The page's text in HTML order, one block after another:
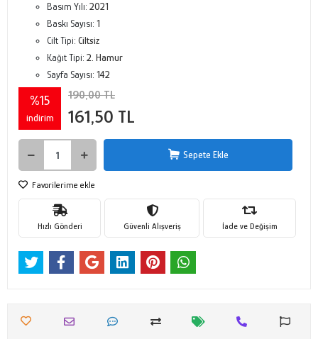
Basım Yılı: 2021
Baskı Sayısı: 1
Cilt Tipi: Ciltsiz
Kağıt Tipi: 2. Hamur
Sayfa Sayısı: 142
%15
indirim
190,00 TL
161,50 TL
Sepete Ekle
Favorilerime ekle
Hızlı Gönderi Güvenli Alışveriş İade ve Değişim